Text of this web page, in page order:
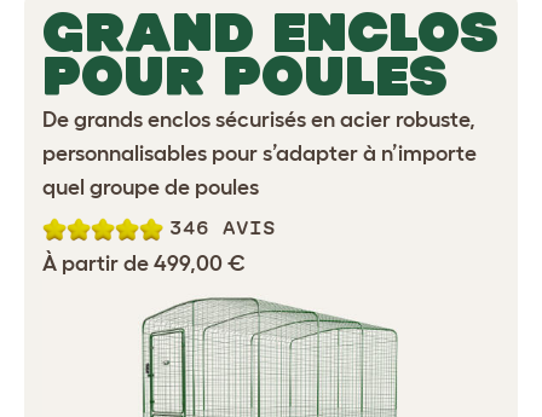
GRAND ENCLOS
POUR POULES
De grands enclos sécurisés en acier robuste,
personnalisables pour s’adapter à n’importe
quel groupe de poules
346 AVIS
À partir de 499,00 €